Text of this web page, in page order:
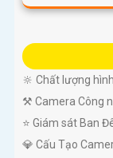
🔆 Chất lượng
⚒ Camera Công
⭐ Giám sát Ban
💎 Cấu Tạo